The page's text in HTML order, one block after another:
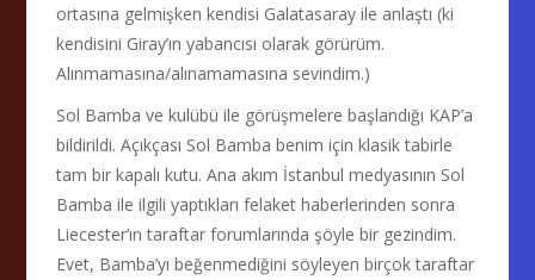
ortasına gelmişken kendisi Galatasaray ile anlaştı (ki
kendisini Giray’ın yabancısı olarak görürüm.
Alınmamasına/alınamamasına sevindim.)
Sol Bamba ve kulübü ile görüşmelere başlandığı KAP’a
bildirildi. Açıkçası Sol Bamba benim için klasik tabirle
tam bir kapalı kutu. Ana akım İstanbul medyasının Sol
Bamba ile ilgili yaptıkları felaket haberlerinden sonra
Liecester’ın taraftar forumlarında şöyle bir gezindim.
Evet, Bamba’yı beğenmediğini söyleyen birçok taraftar